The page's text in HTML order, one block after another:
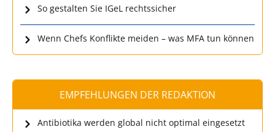
So gestalten Sie IGeL rechtssicher
Wenn Chefs Konflikte meiden – was MFA tun können
EMPFEHLUNGEN DER REDAKTION
Antibiotika werden global nicht optimal eingesetzt